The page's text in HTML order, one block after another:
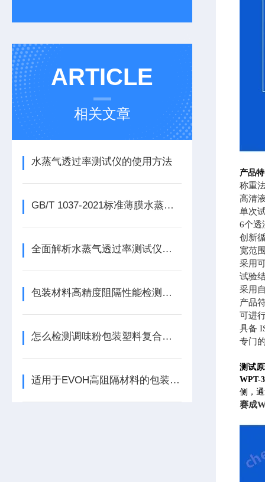
ARTICLE
相关文章
水蒸气透过率测试仪的使用方法
GB/T 1037-2021标准薄膜水蒸气透过率测试仪
全面解析水蒸气透过率测试仪的优点
包装材料高精度阻隔性能检测仪器应怎么选择
怎么检测调味粉包装塑料复合膜的防潮性能
适用于EVOH高阻隔材料的包装检测仪器-水蒸气透过率测试仪
产品
称重
高清
单次
6个透
创新
宽范
采用
试验
采用
产品
可进
具备
专门
测试
WPT-
侧，
赛成